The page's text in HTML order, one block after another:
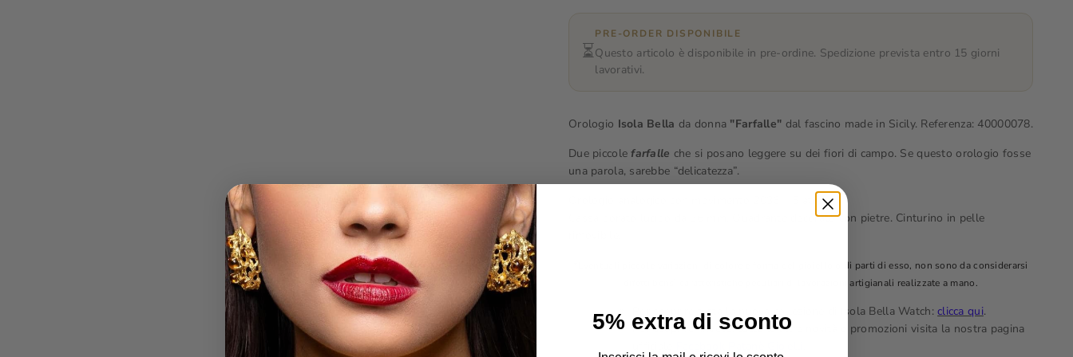
⏳
PRE-ORDER DISPONIBILE
Questo articolo è disponibile in pre-ordine. Spedizione prevista entro 15 giorni
lavorativi.
Orologio Isola Bella da donna "Farfalle" dal fascino made in Sicily. Referenza: 40000078.
Due piccolefarfalle che si posano leggere su dei fiori di campo. Se questo orologio fosse
una parola, sarebbe “delicatezza”.
Orologio analogico con movimento 2036 – 5 atm.
Cassa dorato lucido da 36 mm. Quadrante decorato con pietre. Cinturino in pelle
*Eventuali piccole variazioni di colore e forma del gioiello o di parti di esso, non sono da considerarsi
difetti bensì caratteristiche peculiari di lavorazioni artigianali realizzate a mano.
Per scoprire tutta la nuova collezione di Isola Bella Watch:clicca qui.
Per scoprire, invece, tutte le altre novità e promozioni visita la nostra pagina
5% extra di sconto